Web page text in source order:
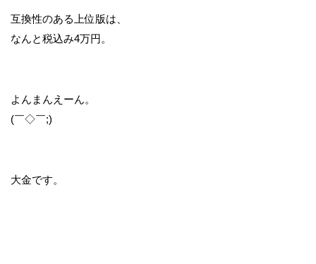
互換性のある上位版は、
なんと税込み4万円。
よんまんえーん。
(￣◇￣;)
大金です。